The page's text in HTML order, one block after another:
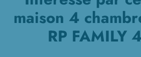
maison 4
RP FAMILY